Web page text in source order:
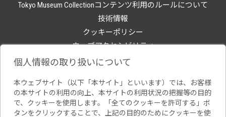
Tokyo Museum Collectionコンテンツ利用のルールについて
技術情報
クッキーポリシー
ウェブアクセシビリティ
関連サイト
個人情報の取り扱いについて
本ウェブサイト（以下「本サイト」といいます）では、お客様
の本サイトの利用の向上、本サイトの利用状況の把握等の目的
で、クッキーを使用します。「全てのクッキーを許可する」ボ
タンをクリックすることで、上記の目的のためにクッキーを使